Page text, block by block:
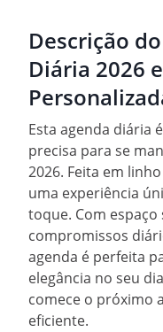
Descrição
Diária 2026
Esta agenda diária
precisa para se
2026. Feita em
uma experiência
toque. Com
compromissos
agenda é perfeita
elegância no seu
comece o próximo
eficiente.